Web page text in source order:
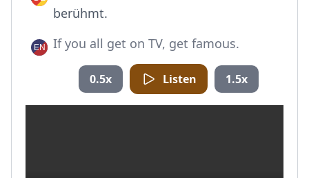
berühmt.
If you all get on TV, get famous.
0.5x Listen 1.5x